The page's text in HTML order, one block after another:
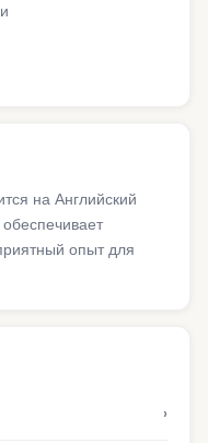
на Английский
опыт для
›